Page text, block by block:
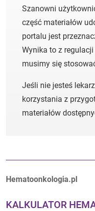
Szanowni
część materiałów
portalu jest
Wynika to z
musimy się
Jeśli nie jesteś
korzystania z
materiałów
Autorzy:
Hematoonkologia.pl
KALKULATOR